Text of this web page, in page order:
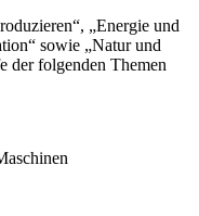
„Energie und
sowie „Natur und
der folgenden Themen